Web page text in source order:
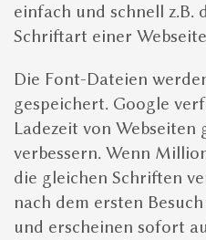
einfach und schnell z.B.
Schriftart einer
Die Font-Dateien
gespeichert. Google
Ladezeit von Webseiten
verbessern. Wenn
die gleichen Schriften
nach dem ersten
und erscheinen sofort